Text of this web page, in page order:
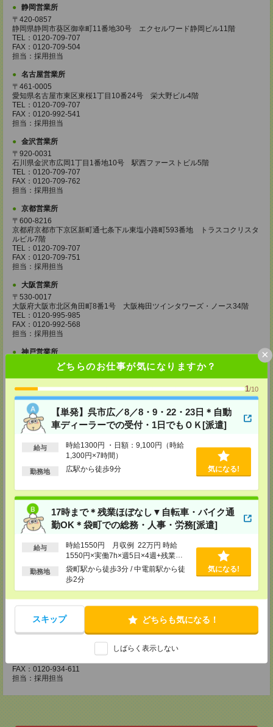
どちらのお仕事が気になりますか？
1/10
【単発】呉市広／8／8・9・22・23日＊自動
車ディーラーでの受付・1日でもＯＫ[派遣]
給与
時給1300円 ・日額：9,100円（時給
1,300円×7時間）
勤務地 広駅から徒歩9分 気になる!
17時まで＊残業ほぼなし▼自転車・バイク通
勤OK＊袋町での総務・人事・労務[派遣]
給与
時給1550円 月収例 22万円 時給
1550円×実働7h×週5日×4週+残業
3h ※月収例を保証するものではあり
ません。※給与即受取りサービス利用
勤務地
袋町駅から徒歩3分 / 中電前駅から徒
歩2分
気になる!
スキップ どちらも気になる！
しばらく表示しない
×
静岡営業所
〒420-0857
静岡県静岡市葵区御幸町11番地30号 エクセルワード静岡ビル11階
TEL：0120-709-707
FAX：0120-709-504
担当：採用担当
名古屋営業所
〒461-0005
愛知県名古屋市東区東桜1丁目10番24号 栄大野ビル4階
TEL：0120-709-707
FAX：0120-992-541
担当：採用担当
金沢営業所
〒920-0031
石川県金沢市広岡1丁目1番地10号 駅西ファーストビル5階
TEL：0120-709-707
FAX：0120-709-762
担当：採用担当
京都営業所
〒600-8216
京都府京都市下京区新町通七条下ル東塩小路町593番地 トラスコクリスタ
ルビル7階
TEL：0120-709-707
FAX：0120-709-751
担当：採用担当
大阪営業所
〒530-0017
大阪府大阪市北区角田町8番1号 大阪梅田ツインタワーズ・ノース34階
TEL：0120-995-985
FAX：0120-992-568
担当：採用担当
神戸営業所
兵庫県神戸市中央区東川崎町1丁目3番3号 神戸ハーバーランドセンタービ
TEL：0120-995-984
FAX：0120-709-785
担当：採用担当
広島営業所
広島県広島市中区紙屋町2丁目1番地22号 広島興銀ビル11階
TEL：0120-709-707
FAX：0120-934-504
担当：採用担当
松山営業所
〒790-0003
愛媛県松山市三番町7丁目1番地21号 ジブラルタ生命松山ビル8階
TEL：0120-709-707
FAX：0120-709-890
担当：採用担当
〒810-0801
福岡県福岡市博多区中洲5丁目6番24号 第6ガーデンビル2階
TEL：0120-709-707
FAX：0120-709-927
熊本県熊本市中央区花畑町4番1号 太陽生命熊本第2ビル9階
FAX：0120-934-611
担当：採用担当